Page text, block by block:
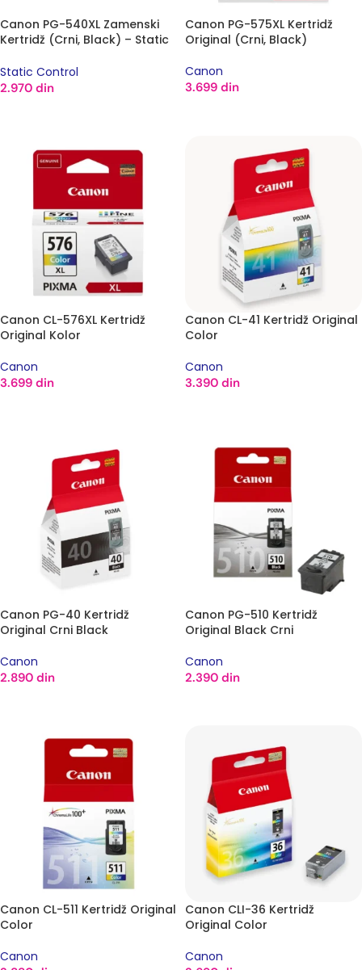
Canon PG-540XL Zamenski
Kertridž (Crni, Black) – Static
Static Control
2.970 din
Canon PG-575XL Kertridž
Original (Crni, Black)
Canon
3.699 din
Canon CL-576XL Kertridž
Original Kolor
Canon
3.699 din
Canon CL-41 Kertridž Original
Color
Canon
3.390 din
Canon PG-40 Kertridž
Original Crni Black
Canon
2.890 din
Canon PG-510 Kertridž
Original Black Crni
Canon
2.390 din
Canon CL-511 Kertridž Original
Color
Canon
Canon CLI-36 Kertridž
Original Color
Canon